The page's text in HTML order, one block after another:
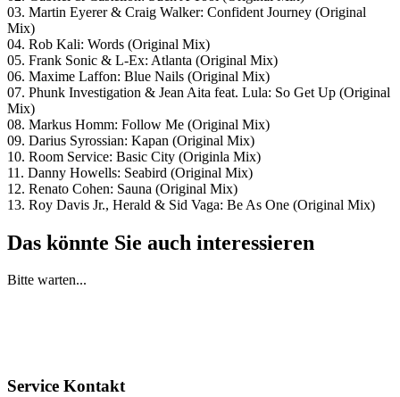
03. Martin Eyerer & Craig Walker: Confident Journey (Original
Mix)
04. Rob Kali: Words (Original Mix)
05. Frank Sonic & L-Ex: Atlanta (Original Mix)
06. Maxime Laffon: Blue Nails (Original Mix)
07. Phunk Investigation & Jean Aita feat. Lula: So Get Up (Original
Mix)
08. Markus Homm: Follow Me (Original Mix)
09. Darius Syrossian: Kapan (Original Mix)
10. Room Service: Basic City (Originla Mix)
11. Danny Howells: Seabird (Original Mix)
12. Renato Cohen: Sauna (Original Mix)
13. Roy Davis Jr., Herald & Sid Vaga: Be As One (Original Mix)
Das könnte Sie auch interessieren
Bitte warten...
Service Kontakt